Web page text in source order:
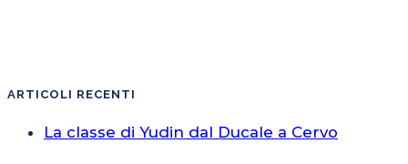
ARTICOLI RECENTI
La classe di Yudin dal Ducale a Cervo